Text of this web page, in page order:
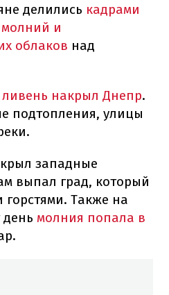
делились кадрами
и
облаков над
ливень накрыл Днепр.
подтопления, улицы
западные
выпал град, который
горстями. Также на
день молния попала в